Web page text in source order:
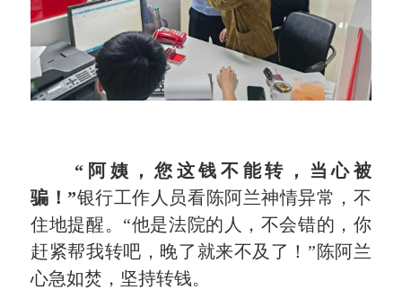
“阿姨，您这钱不能转，当心被
骗！”银行工作人员看陈阿兰神情异常，不
住地提醒。“他是法院的人，不会错的，你
赶紧帮我转吧，晚了就来不及了！”陈阿兰
心急如焚，坚持转钱。